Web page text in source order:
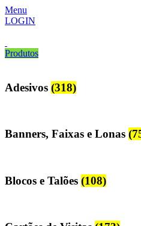
Menu
LOGIN
Produtos
Adesivos (318)
Banners, Faixas e Lonas
Blocos e Talões (108)